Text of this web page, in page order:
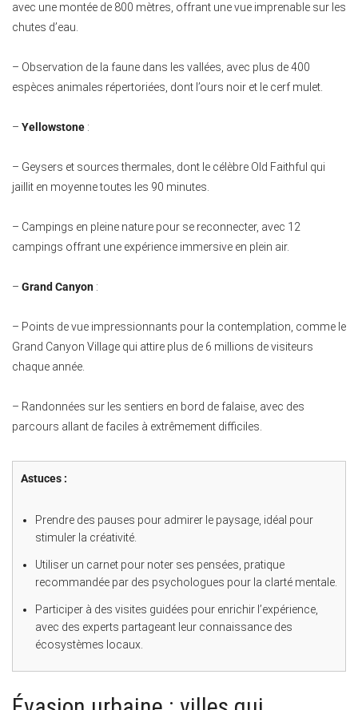
avec une montée de 800 mètres, offrant une vue imprenable sur les
chutes d’eau.
– Observation de la faune dans les vallées, avec plus de 400
espèces animales répertoriées, dont l’ours noir et le cerf mulet.
– Yellowstone :
– Geysers et sources thermales, dont le célèbre Old Faithful qui
jaillit en moyenne toutes les 90 minutes.
– Campings en pleine nature pour se reconnecter, avec 12
campings offrant une expérience immersive en plein air.
– Grand Canyon :
– Points de vue impressionnants pour la contemplation, comme le
Grand Canyon Village qui attire plus de 6 millions de visiteurs
chaque année.
– Randonnées sur les sentiers en bord de falaise, avec des
parcours allant de faciles à extrêmement difficiles.
Astuces :
Prendre des pauses pour admirer le paysage, idéal pour
stimuler la créativité.
Utiliser un carnet pour noter ses pensées, pratique
recommandée par des psychologues pour la clarté mentale.
Participer à des visites guidées pour enrichir l’expérience,
avec des experts partageant leur connaissance des
écosystèmes locaux.